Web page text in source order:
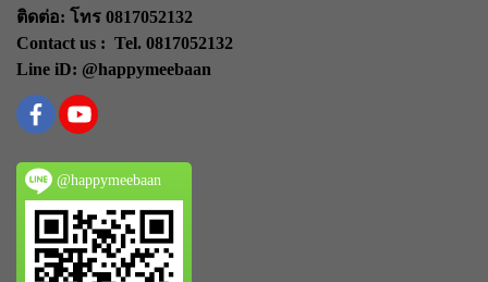
ติดต่อ: โทร 0817052132
Contact us : Tel. 0817052132
Line iD: @happymeebaan
@happymeebaan